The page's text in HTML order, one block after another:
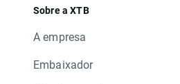
Sobre a XTB
A empresa
Embaixador